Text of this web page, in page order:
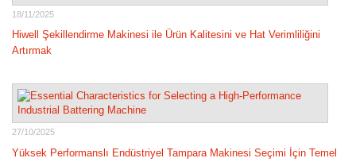
18/11/2025
Hiwell Şekillendirme Makinesi ile Ürün Kalitesini ve Hat Verimliliğini
Artırmak
27/10/2025
Yüksek Performanslı Endüstriyel Tampara Makinesi Seçimi İçin Temel